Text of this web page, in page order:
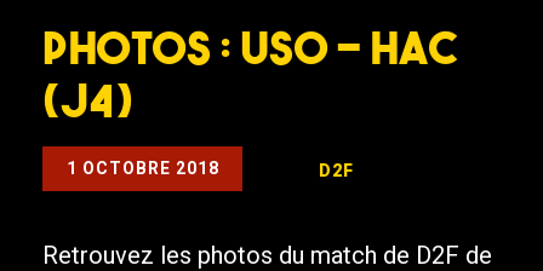
Photos : USO – HAC
(J4)
1 OCTOBRE 2018 D2F
Retrouvez les photos du match de D2F de